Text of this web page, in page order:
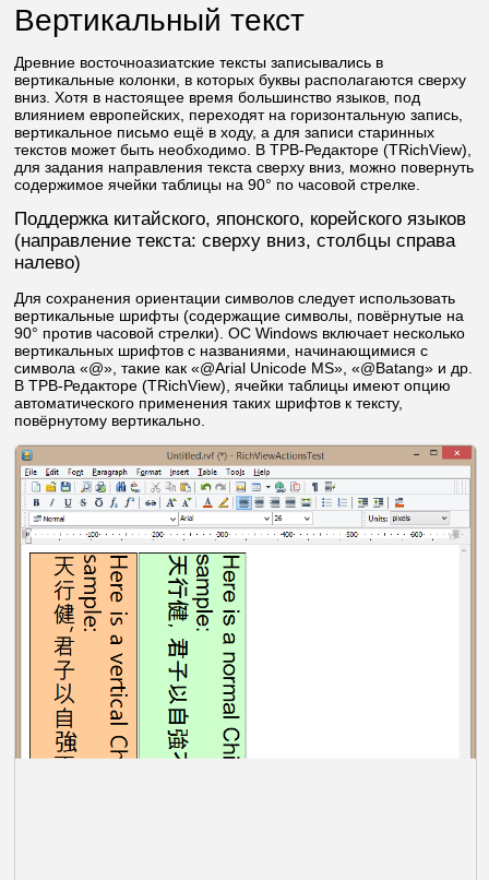
Вертикальный текст
Древние восточноазиатские тексты записывались в
вертикальные колонки, в которых буквы располагаются сверху
вниз. Хотя в настоящее время большинство языков, под
влиянием европейских, переходят на горизонтальную запись,
вертикальное письмо ещё в ходу, а для записи старинных
текстов может быть необходимо. В ТРВ-Редакторе (TRichView),
для задания направления текста сверху вниз, можно повернуть
содержимое ячейки таблицы на 90° по часовой стрелке.
Поддержка китайского, японского, корейского языков
(направление текста: сверху вниз, столбцы справа
налево)
Для сохранения ориентации символов следует использовать
вертикальные шрифты (содержащие символы, повёрнутые на
90° против часовой стрелки). ОС Windows включает несколько
вертикальных шрифтов с названиями, начинающимися с
символа «@», такие как «@Arial Unicode MS», «@Batang» и др.
В ТРВ-Редакторе (TRichView), ячейки таблицы имеют опцию
автоматического применения таких шрифтов к тексту,
повёрнутому вертикально.